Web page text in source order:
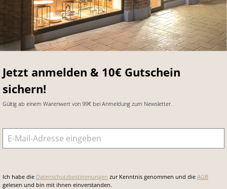
Jetzt anmelden & 10€ Gutschein
sichern!
Gültig ab einem Warenwert von 99€ bei Anmeldung zum Newsletter.
E-Mail-Adresse
Ich habe die Datenschutzbestimmungen zur Kenntnis genommen und die AGB
gelesen und bin mit ihnen einverstanden.